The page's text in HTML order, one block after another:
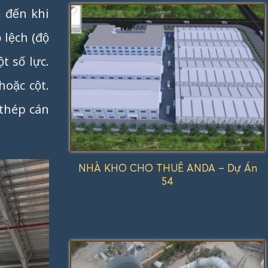
đến khi
(độ
số lực.
cột.
cán
1.00
5
sao
NHÀ KHO CHO THUÊ ANDA – Dự Án
54
1.00
5
sao